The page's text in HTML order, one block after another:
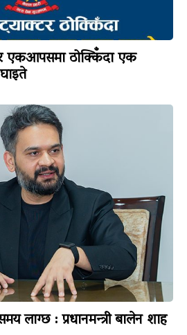
एकआपसमा ठोक्किँदा एक
लाग्छ : प्रधानमन्त्री बालेन शाह